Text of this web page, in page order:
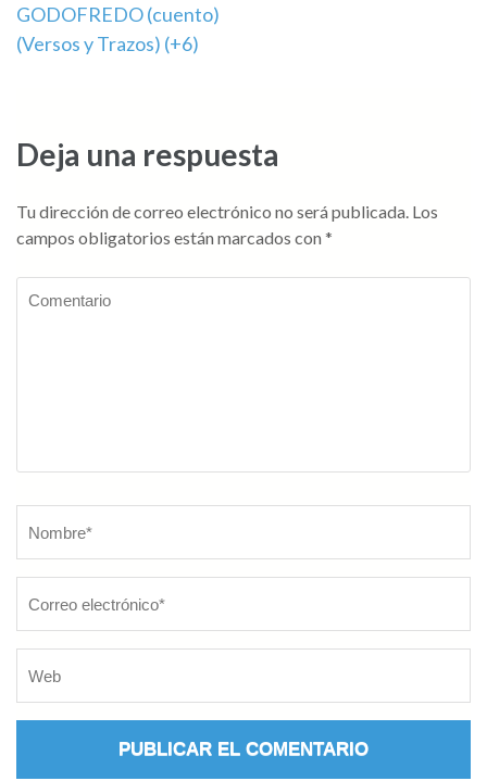
entradas
GODOFREDO (cuento)
(Versos y Trazos) (+6)
Deja una respuesta
Tu dirección de correo electrónico no será publicada. Los
campos obligatorios están marcados con *